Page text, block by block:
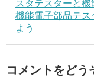
スタテスターと
機能電子部品テ
よう
コメントをどう